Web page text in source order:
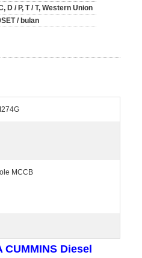
D / P, T / T, Western Union
/ bulan
MCCB
Diesel